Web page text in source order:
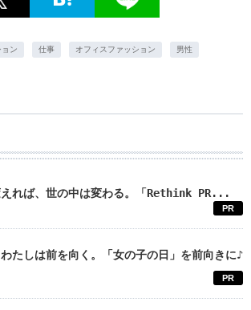
ン 仕事 オフィスファッション 男性
えれば、世の中は変わる。「Rethink PR...
PR
たしは前を向く。「女の子の日」を前向きに♪
PR